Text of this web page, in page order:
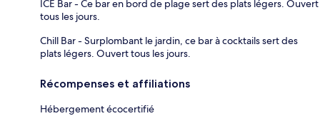
ICE Bar - Ce bar en bord de plage sert des plats légers. Ouvert
tous les jours.
Chill Bar - Surplombant le jardin, ce bar à cocktails sert des
plats légers. Ouvert tous les jours.
Récompenses et affiliations
Hébergement écocertifié